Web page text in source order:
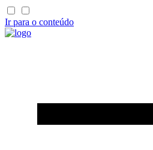
Ir para o conteúdo